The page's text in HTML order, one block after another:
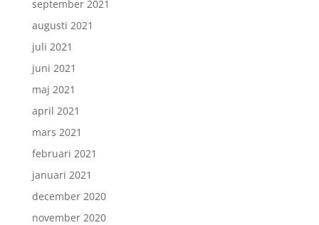
september 2021
augusti 2021
juli 2021
juni 2021
maj 2021
april 2021
mars 2021
februari 2021
januari 2021
december 2020
november 2020